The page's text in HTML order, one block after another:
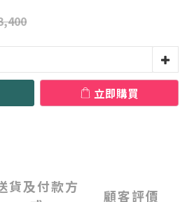
立即購買
貨及付款方
顧客評價